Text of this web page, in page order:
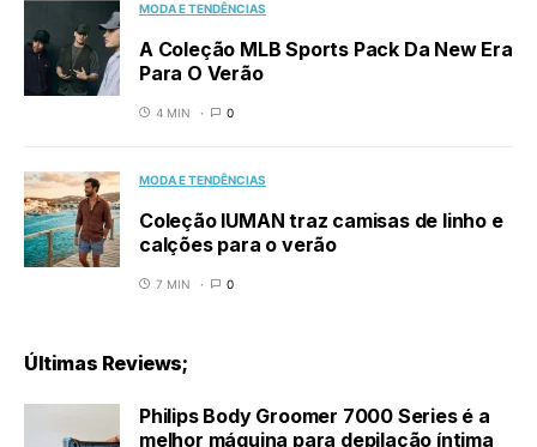
MODA E TENDÊNCIAS
A Coleção MLB Sports Pack Da New Era
Para O Verão
4 MIN 0
MODA E TENDÊNCIAS
Coleção IUMAN traz camisas de linho e
calções para o verão
7 MIN 0
Últimas Reviews;
Philips Body Groomer 7000 Series é a
melhor máquina para depilação íntima